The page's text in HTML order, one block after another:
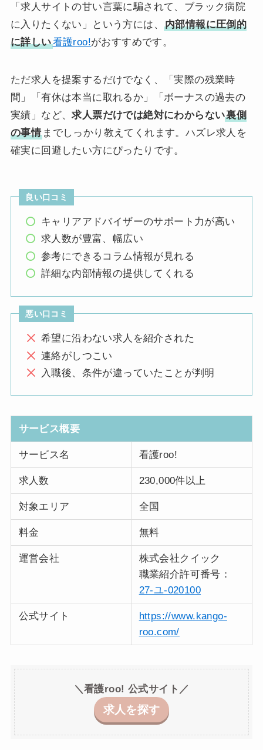
「求人サイトの甘い言葉に騙されて、ブラック病院
に入りたくない」という方には、
内部情報に圧倒的
に詳しい看護roo!がおすすめです。
ただ求人を提案するだけでなく、「実際の残業時
間」「有休は本当に取れるか」「ボーナスの過去の
実績」など、求人票だけでは絶対にわからない裏側
の事情 までしっかり教えてくれます。ハズレ求人を
確実に回避したい方にぴったりです。
良い口コミ
キャリアアドバイザーのサポート力が高い
求人数が豊富、幅広い
参考にできるコラム情報が見れる
詳細な内部情報の提供してくれる
悪い口コミ
希望に沿わない求人を紹介された
連絡がしつこい
入職後、条件が違っていたことが判明
サービス概要
サービス名 看護roo!
求人数 230,000件以上
対象エリア 全国
料金 無料
運営会社
株式会社クイック
職業紹介許可番号：
27-ユ-020100
公式サイト
https://www.kango-
roo.com/
＼看護roo! 公式サイト／
求人を探す